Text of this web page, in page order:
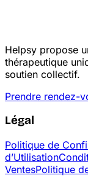
Helpsy propose
thérapeutique
soutien collectif.
Prendre rendez-
Légal
Politique de
d’Utilisation
VentesPolitique